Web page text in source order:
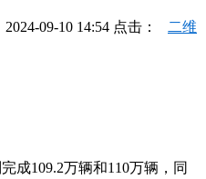
2024-09-10 14:54 点击： 二维
成109.2万辆和110万辆，同